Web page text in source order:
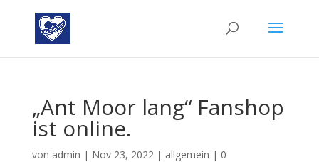
„Ant Moor lang“ Fanshop
ist online.
von admin | Nov 23, 2022| allgemein | 0